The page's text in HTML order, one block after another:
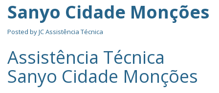
Sanyo Cidade Monções
Posted byJC Assistência Técnica
Assistência Técnica
Sanyo Cidade Monções